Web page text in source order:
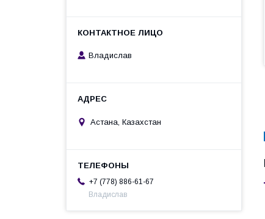
Владислав
Астана, Казахстан
+7 (778) 886-61-67
Владислав